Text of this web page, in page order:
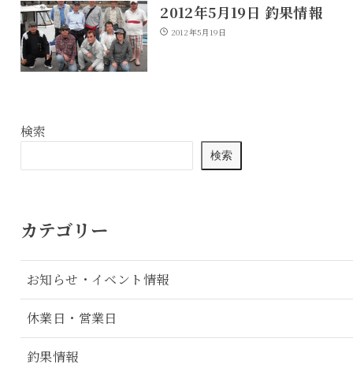
2012年5月19日 釣果情報
2012年5月19日
検索
検索
カテゴリー
お知らせ・イベント情報
休業日・営業日
釣果情報